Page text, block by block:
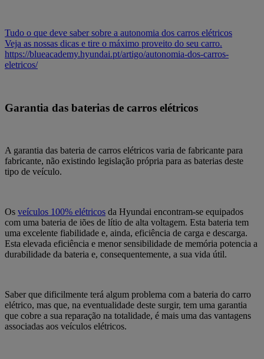
Tudo o que deve saber sobre a autonomia dos carros elétricos
Veja as nossas dicas e tire o máximo proveito do seu carro.
https://blueacademy.hyundai.pt/artigo/autonomia-dos-carros-
eletricos/
Garantia das baterias de carros elétricos
A garantia das bateria de carros elétricos varia de fabricante para
fabricante, não existindo legislação própria para as baterias deste
tipo de veículo.
Os veículos 100% elétricos da Hyundai encontram-se equipados
com uma bateria de iões de lítio de alta voltagem. Esta bateria tem
uma excelente fiabilidade e, ainda, eficiência de carga e descarga.
Esta elevada eficiência e menor sensibilidade de memória potencia a
durabilidade da bateria e, consequentemente, a sua vida útil.
Saber que dificilmente terá algum problema com a bateria do carro
elétrico, mas que, na eventualidade deste surgir, tem uma garantia
que cobre a sua reparação na totalidade, é mais uma das vantagens
associadas aos veículos elétricos.